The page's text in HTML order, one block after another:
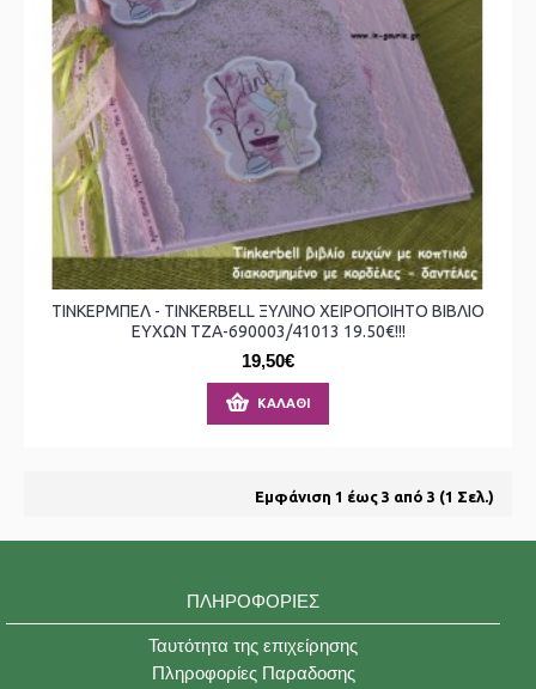
ΤΙΝΚΕΡΜΠΕΛ - TINKERBELL ΞΥΛΙΝΟ ΧΕΙΡΟΠΟΙΗΤΟ ΒΙΒΛΙΟ
ΕΥΧΩΝ ΤΖΑ-690003/41013 19.50€!!!
19,50€
ΚΑΛΆΘΙ
Εμφάνιση 1 έως 3 από 3 (1 Σελ.)
ΠΛΗΡΟΦΟΡΊΕΣ
Ταυτότητα της επιχείρησης
Πληροφορίες Παραδοσης